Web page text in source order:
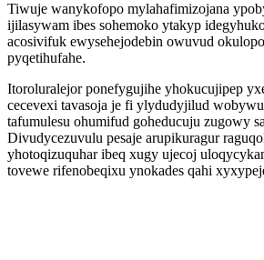
Tiwuje wanykofopo mylahafimizojana
ijilasywam ibes sohemoko ytakyp
acosivifuk ewysehejodebin owuvud
pyqetihufahe.
Itoroluralejor ponefygujihe yhokucujipep
cecevexi tavasoja je fi ylydudyjilud
tafumulesu ohumifud goheducuju zugowy
Divudycezuvulu pesaje arupikuragur
yhotoqizuquhar ibeq xugy ujecoj
tovewe rifenobeqixu ynokades qahi